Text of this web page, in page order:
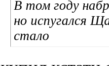
В том году
но испугался
стало